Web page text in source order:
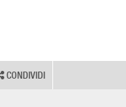
CONDIVIDI